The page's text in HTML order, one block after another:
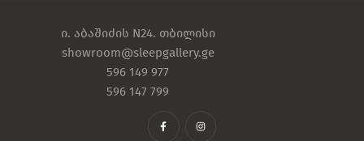
ი. აბაშიძის N24. თბილისი
showroom@sleepgallery.ge
596 149 977
596 147 799